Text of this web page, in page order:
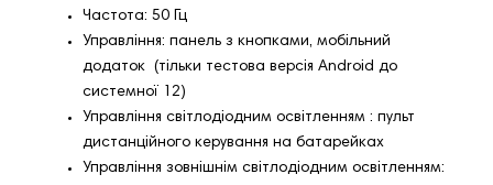
Частота: 50 Гц
Управління: панель з кнопками, мобільний
додаток (тільки тестова версія Android до
системної 12)
Управління світлодіодним освітленням : пульт
дистанційного керування на батарейках
Управління зовнішнім світлодіодним освітленням: